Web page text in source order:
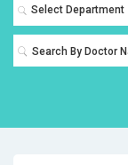
Select Department